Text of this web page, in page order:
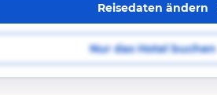
Reisedaten ändern
Nur das Hotel buchen